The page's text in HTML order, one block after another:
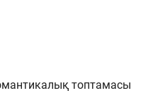
топтамасы